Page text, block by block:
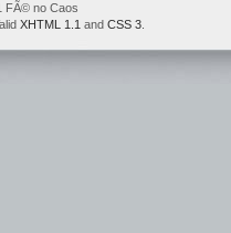
FÃ© no Caos
XHTML 1.1 and CSS 3